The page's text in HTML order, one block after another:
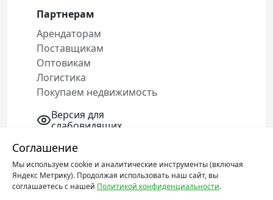
Соглашение
Мы используем cookie и аналитические инструменты (включая
Яндекс Метрику). Продолжая использовать наш сайт, вы
соглашаетесь с нашей Политикой конфиденциальности.
Партнерам
Арендаторам
Поставщикам
Оптовикам
Логистика
Покупаем недвижимость
Версия для
слабовидящих
Политика конфиденциальности
Соглашение об обработке персональных
данных